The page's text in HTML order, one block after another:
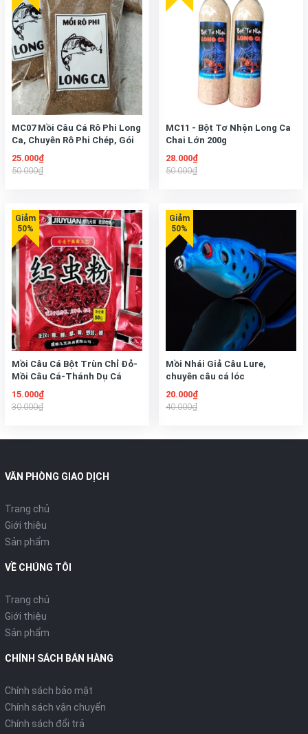
MC07 Mồi Câu Cá Rô Phi Long
Ca, Chuyên Rô Phi Chép, Gói
250g
25.000₫
50.000₫
MC11 - Bột Tơ Nhện Long Ca
Chai Lớn 200g
28.000₫
50.000₫
Mồi Câu Cá Bột Trùn Chỉ Đỏ-
Mồi Câu Cá-Thánh Dụ Cá
15.000₫
30.000₫
Mồi Nhái Giả Câu Lure,
chuyên câu cá lóc
20.000₫
40.000₫
VĂN PHÒNG GIAO DỊCH
Trang chủ
Giới thiệu
Sản phẩm
VỀ CHÚNG TÔI
Trang chủ
Giới thiệu
Sản phẩm
CHÍNH SÁCH BÁN HÀNG
Chính sách bảo mật
Chính sách vận chuyển
Chính sách đổi trả